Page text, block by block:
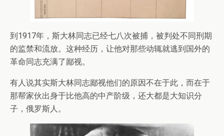
到1917年，斯大林同志已经七八次被捕，被判处不同刑期
的监禁和流放。这种经历，让他对那些动辄就逃到国外的
革命同志充满了鄙视。
有人说其实斯大林同志鄙视他们的原因不在于此，而在于
那帮家伙出身于比他高的中产阶级，还大都是大知识分
子，俄罗斯人。